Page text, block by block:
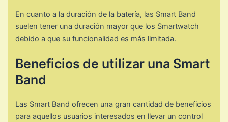
En cuanto a la duración de la batería, las Smart Band
suelen tener una duración mayor que los Smartwatch
debido a que su funcionalidad es más limitada.
Beneficios de utilizar una Smart
Band
Las Smart Band ofrecen una gran cantidad de beneficios
para aquellos usuarios interesados en llevar un control